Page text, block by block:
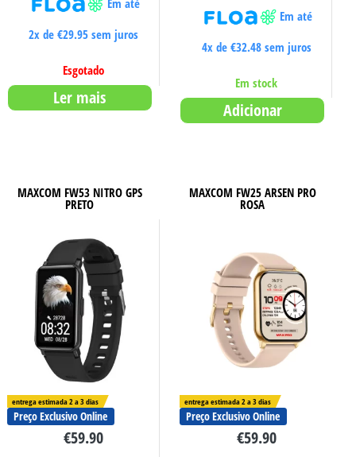
2x de€29.95 sem juros
Esgotado
Ler mais
Em até
4x de €32.48sem juros
Em stock
Adicionar
MAXCOM FW53 NITRO GPS
PRETO
entrega estimada 2 a 3 dias
Preço Exclusivo Online
€59.90
MAXCOM FW25 ARSEN PRO
ROSA
entrega estimada 2 a 3 dias
Preço Exclusivo Online
€59.90